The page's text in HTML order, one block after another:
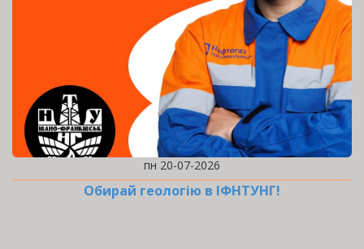
пн 20-07-2026
Обирай геологію в ІФНТУНГ!